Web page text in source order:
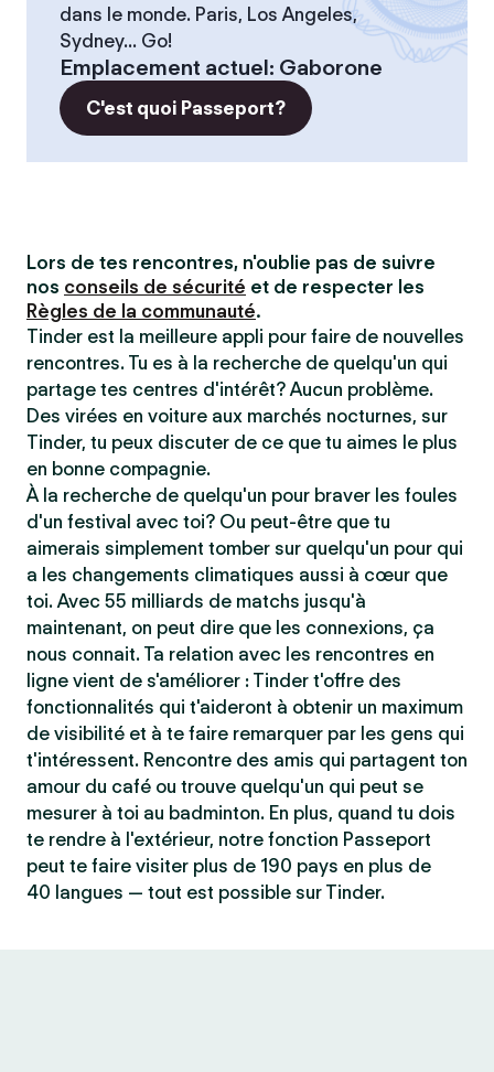
dans le monde. Paris, Los Angeles,
Sydney... Go!
Emplacement actuel: Gaborone
C'est quoi Passeport?
Lors de tes rencontres, n'oublie pas de suivre
nos conseils de sécurité et de respecter les
Règles de la communauté.
Tinder est la meilleure appli pour faire de nouvelles
rencontres. Tu es à la recherche de quelqu'un qui
partage tes centres d'intérêt? Aucun problème.
Des virées en voiture aux marchés nocturnes, sur
Tinder, tu peux discuter de ce que tu aimes le plus
en bonne compagnie.
À la recherche de quelqu'un pour braver les foules
d'un festival avec toi? Ou peut-être que tu
aimerais simplement tomber sur quelqu'un pour qui
a les changements climatiques aussi à cœur que
toi. Avec 55 milliards de matchs jusqu'à
maintenant, on peut dire que les connexions, ça
nous connait. Ta relation avec les rencontres en
ligne vient de s'améliorer : Tinder t'offre des
fonctionnalités qui t'aideront à obtenir un maximum
de visibilité et à te faire remarquer par les gens qui
t'intéressent. Rencontre des amis qui partagent ton
amour du café ou trouve quelqu'un qui peut se
mesurer à toi au badminton. En plus, quand tu dois
te rendre à l'extérieur, notre fonction Passeport
peut te faire visiter plus de 190 pays en plus de
40 langues — tout est possible sur Tinder.